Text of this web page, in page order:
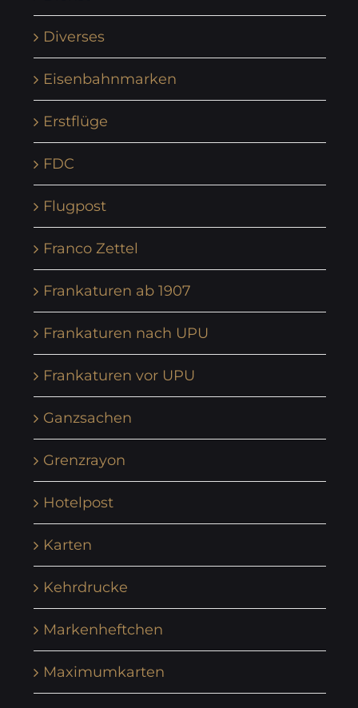
Diverses
Eisenbahnmarken
Erstflüge
FDC
Flugpost
Franco Zettel
Frankaturen ab 1907
Frankaturen nach UPU
Frankaturen vor UPU
Ganzsachen
Grenzrayon
Hotelpost
Karten
Kehrdrucke
Markenheftchen
Maximumkarten